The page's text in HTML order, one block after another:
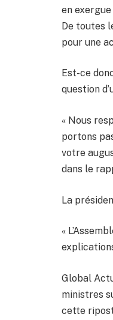
en
De toutes
pour une
Est-ce
question
« Nous
portons
votre
dans le
La
«
Global
ministres
cette